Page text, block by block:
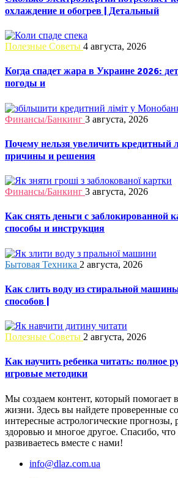
охлаждение и обогрев | Детальный
Полезные Советы 4 августа, 2026
Когда спадет жара в Украине 2026:
погоды и
Финансы/Банкинг 3 августа, 2026
Почему нельзя увеличить
причины и решения
Финансы/Банкинг 3 августа, 2026
Как снять деньги с заблокированной
способы и инструкция
Бытовая Техника 2 августа, 2026
Как слить воду из стиральной
способов |
Полезные Советы 2 августа, 2026
Как научить ребенка читать: полное
игровые методики
Мы создаем контент, который помогает
жизни. Здесь вы найдете проверенные
интересные астрологические прогнозы,
здоровью и многое другое. Спасибо, что
развиваетесь вместе с нами!
info@dlaz.com.ua